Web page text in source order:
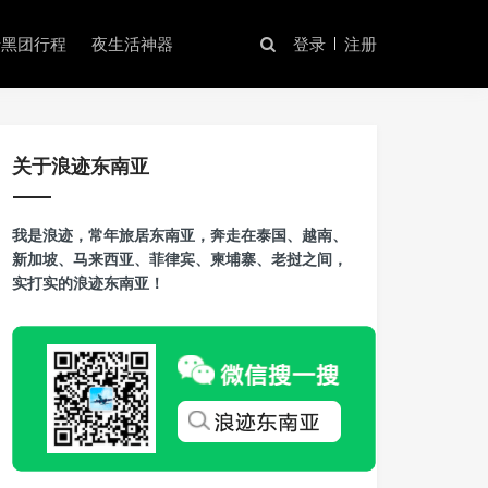
团行程 夜生活神器 登录 注册
关于浪迹东南亚
我是浪迹，常年旅居东南亚，奔走在泰国、越南、
新加坡、马来西亚、菲律宾、柬埔寨、老挝之间，
实打实的浪迹东南亚！